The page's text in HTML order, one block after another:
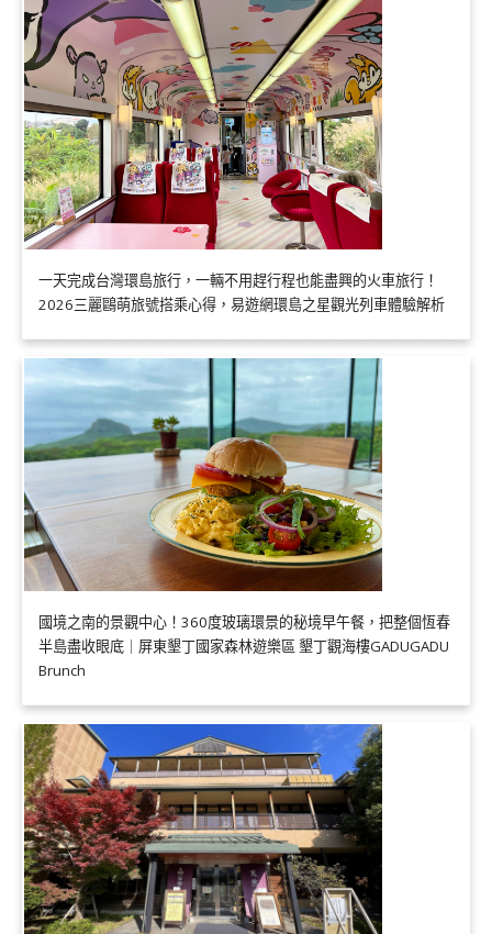
一天完成台灣環島旅行，一輛不用趕行程也能盡興的火車旅行！
2026三麗鷗萌旅號搭乘心得，易遊網環島之星觀光列車體驗解析
國境之南的景觀中心！360度玻璃環景的秘境早午餐，把整個恆春
半島盡收眼底｜屏東墾丁國家森林遊樂區 墾丁觀海樓GADUGADU
Brunch